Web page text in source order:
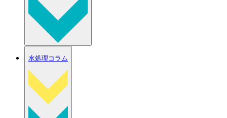
水処理コラム